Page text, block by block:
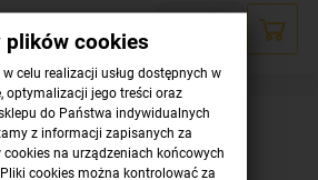
plików cookies
celu realizacji usług dostępnych w
optymalizacji jego treści oraz
do Państwa indywidualnych
z informacji zapisanych za
na urządzeniach końcowych
cookies można kontrolować za